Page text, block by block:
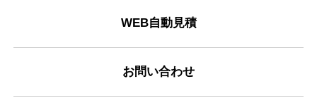
WEB自動見積
お問い合わせ